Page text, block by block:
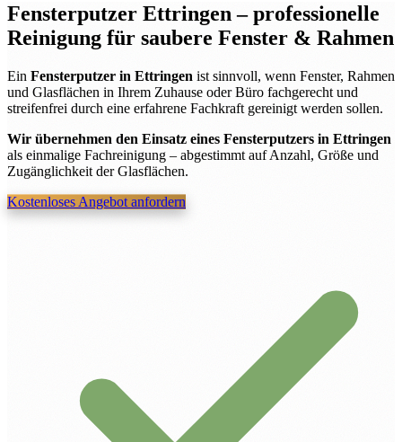
Fensterputzer Ettringen– professionelle
Reinigung für saubere Fenster & Rahmen
Ein Fensterputzer in Ettringen ist sinnvoll, wenn Fenster, Rahmen
und Glasflächen in Ihrem Zuhause oder Büro fachgerecht und
streifenfrei durch eine erfahrene Fachkraft gereinigt werden sollen.
Wir übernehmen den Einsatz eines Fensterputzers in Ettringen
als einmalige Fachreinigung – abgestimmt auf Anzahl, Größe und
Zugänglichkeit der Glasflächen.
Kostenloses Angebot anfordern